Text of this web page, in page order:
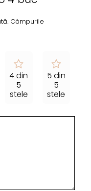
Câmpurile
4 din
5
stele
5 din
5
stele